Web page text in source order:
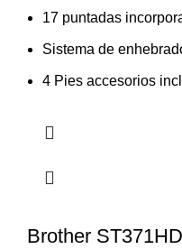
17 puntadas
Sistema de
4 Pies accesorios
Brother ST371HD